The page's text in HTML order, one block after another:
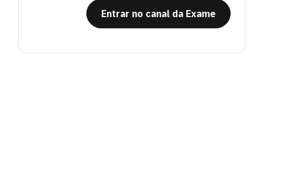
Entrar no canal da Exame